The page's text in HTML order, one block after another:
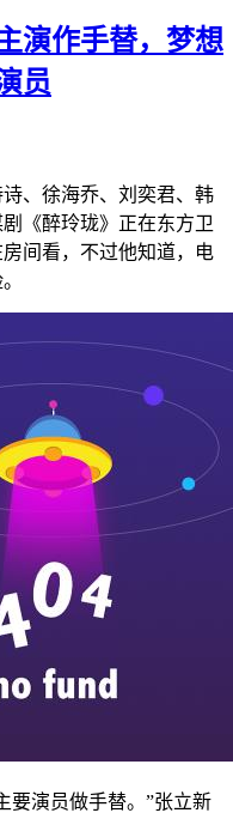
演作手替，梦想
员
、徐海乔、刘奕君、韩
《醉玲珑》正在东方卫
间看，不过他知道，电
要演员做手替。”张立新